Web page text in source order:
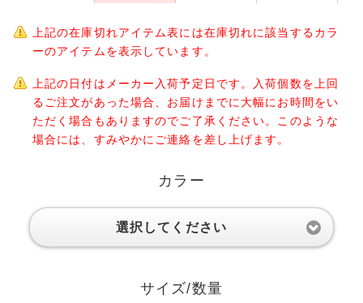
上記の在庫切れアイテム表には在庫切れに該当するカラ
ーのアイテムを表示しています。
上記の日付はメーカー入荷予定日です。入荷個数を上回
るご注文があった場合、お届けまでに大幅にお時間をい
ただく場合もありますのでご了承ください。このような
場合には、すみやかにご連絡を差し上げます。
カラー
選択してください
サイズ/数量